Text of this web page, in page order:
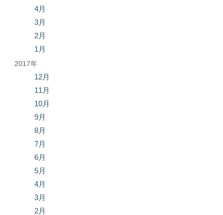
4月
3月
2月
1月
2017年
12月
11月
10月
9月
8月
7月
6月
5月
4月
3月
2月